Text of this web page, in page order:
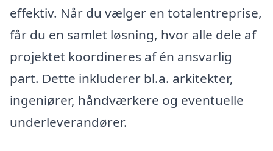
effektiv. Når du vælger en totalentreprise,
får du en samlet løsning, hvor alle dele af
projektet koordineres af én ansvarlig
part. Dette inkluderer bl.a. arkitekter,
ingeniører, håndværkere og eventuelle
underleverandører.